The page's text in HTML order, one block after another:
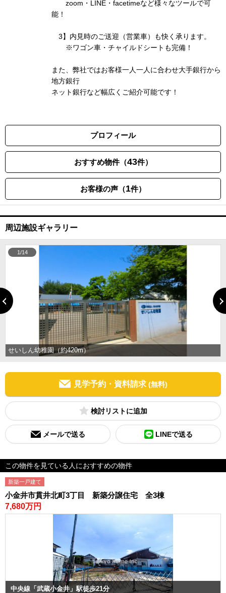
zoom・LINE・facetimeなど様々なツールで可
能！
3】内見時のご送迎（営業車）も快く承ります。
※ワゴン車・チャイルドシートも完備！
また、弊社ではお客様一人一人に合わせ大手銀行から
地方銀行
ネット銀行など幅広くご紹介可能です！
プロフィール
おすすめ物件（43件）
お客様の声（1件）
周辺施設ギャラリー
せいしん幼稚園（約420m）
1/14
見学予約・資料請求 (無料)
検討リスト
メールで送る LINEで送る
この物件を見ている人におすすめの物件
新築一戸建て
小金井市貫井北町3丁目 新築分譲住宅 全3棟
7,680万円
中央線「武蔵小金井」駅徒歩21分